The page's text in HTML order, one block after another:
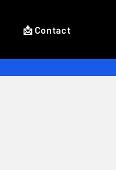
📩 Contact